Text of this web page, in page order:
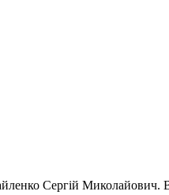
Сергій